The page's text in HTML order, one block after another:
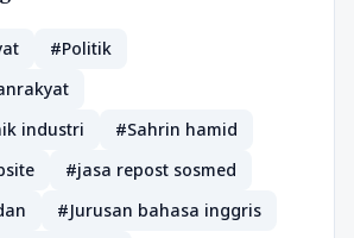
#Politik
industri
#Sahrin hamid
#jasa repost sosmed
#Jurusan bahasa inggris